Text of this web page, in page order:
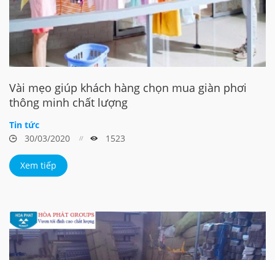
Vài mẹo giúp khách hàng chọn mua giàn phơi
thông minh chất lượng
Tin tức
30/03/2020
1523
Xem tiếp